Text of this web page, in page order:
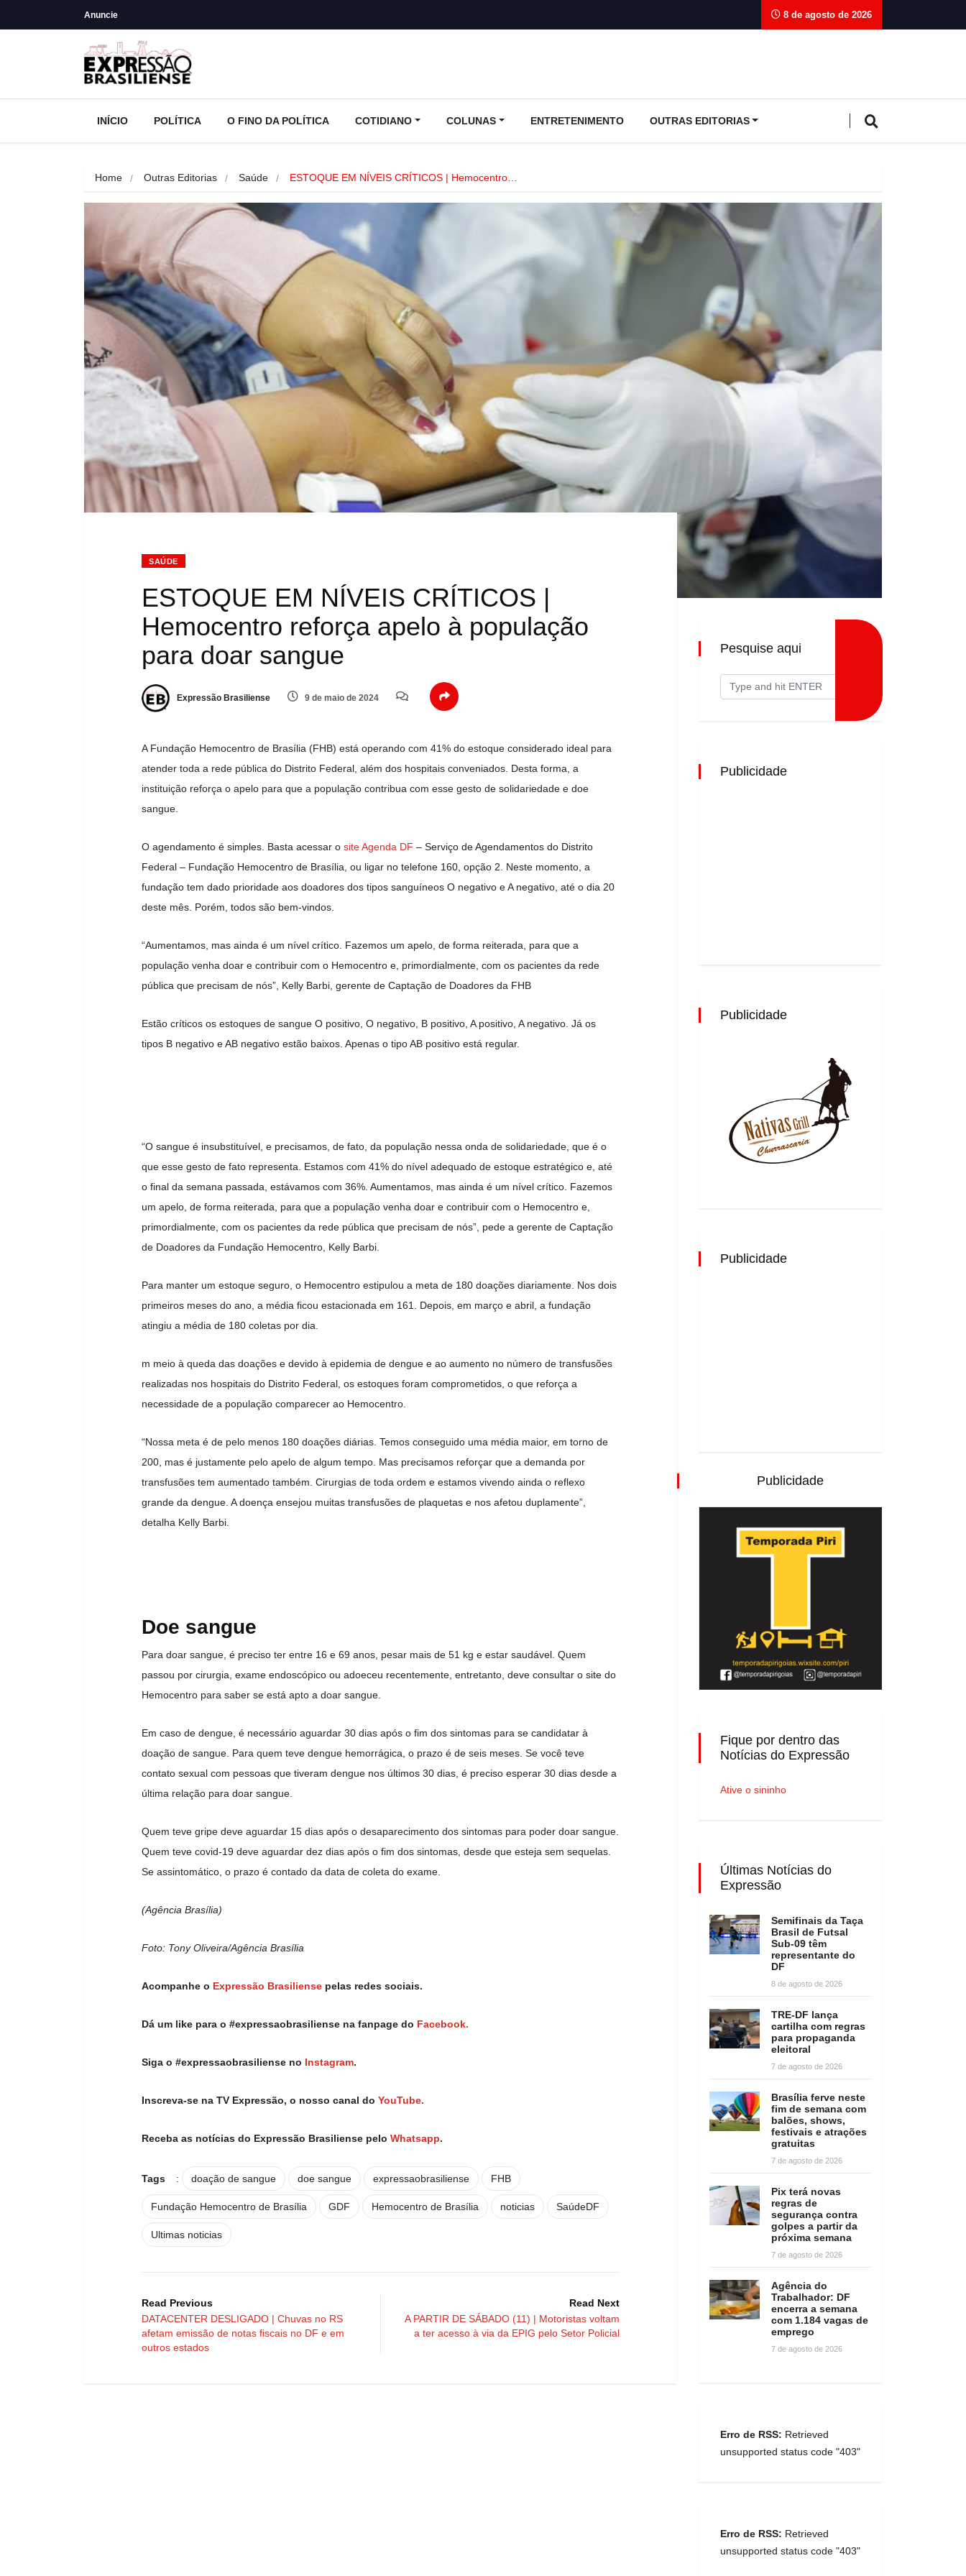
Anuncie 8 de agosto de 2026
INÍCIO POLÍTICA O FINO DA POLÍTICA COTIDIANO COLUNAS ENTRETENIMENTO OUTRAS EDITORIAS
Home Outras Editorias Saúde ESTOQUE EM NÍVEIS CRÍTICOS | Hemocentro…
SAÚDE
ESTOQUE EM NÍVEIS CRÍTICOS |
Hemocentro reforça apelo à população
para doar sangue
Expressão Brasiliense 9 de maio de 2024
A Fundação Hemocentro de Brasília (FHB) está operando com 41% do estoque considerado ideal para
atender toda a rede pública do Distrito Federal, além dos hospitais conveniados. Desta forma, a
instituição reforça o apelo para que a população contribua com esse gesto de solidariedade e doe
sangue.
O agendamento é simples. Basta acessar o site Agenda DF – Serviço de Agendamentos do Distrito
Federal – Fundação Hemocentro de Brasília, ou ligar no telefone 160, opção 2. Neste momento, a
fundação tem dado prioridade aos doadores dos tipos sanguíneos O negativo e A negativo, até o dia 20
deste mês. Porém, todos são bem-vindos.
“Aumentamos, mas ainda é um nível crítico. Fazemos um apelo, de forma reiterada, para que a
população venha doar e contribuir com o Hemocentro e, primordialmente, com os pacientes da rede
pública que precisam de nós”, Kelly Barbi, gerente de Captação de Doadores da FHB
Estão críticos os estoques de sangue O positivo, O negativo, B positivo, A positivo, A negativo. Já os
tipos B negativo e AB negativo estão baixos. Apenas o tipo AB positivo está regular.
“O sangue é insubstituível, e precisamos, de fato, da população nessa onda de solidariedade, que é o
que esse gesto de fato representa. Estamos com 41% do nível adequado de estoque estratégico e, até
o final da semana passada, estávamos com 36%. Aumentamos, mas ainda é um nível crítico. Fazemos
um apelo, de forma reiterada, para que a população venha doar e contribuir com o Hemocentro e,
primordialmente, com os pacientes da rede pública que precisam de nós”, pede a gerente de Captação
de Doadores da Fundação Hemocentro, Kelly Barbi.
Para manter um estoque seguro, o Hemocentro estipulou a meta de 180 doações diariamente. Nos dois
primeiros meses do ano, a média ficou estacionada em 161. Depois, em março e abril, a fundação
atingiu a média de 180 coletas por dia.
m meio à queda das doações e devido à epidemia de dengue e ao aumento no número de transfusões
realizadas nos hospitais do Distrito Federal, os estoques foram comprometidos, o que reforça a
necessidade de a população comparecer ao Hemocentro.
“Nossa meta é de pelo menos 180 doações diárias. Temos conseguido uma média maior, em torno de
200, mas é justamente pelo apelo de algum tempo. Mas precisamos reforçar que a demanda por
transfusões tem aumentado também. Cirurgias de toda ordem e estamos vivendo ainda o reflexo
grande da dengue. A doença ensejou muitas transfusões de plaquetas e nos afetou duplamente”,
detalha Kelly Barbi.
Doe sangue
Para doar sangue, é preciso ter entre 16 e 69 anos, pesar mais de 51 kg e estar saudável. Quem
passou por cirurgia, exame endoscópico ou adoeceu recentemente, entretanto, deve consultar o site do
Hemocentro para saber se está apto a doar sangue.
Em caso de dengue, é necessário aguardar 30 dias após o fim dos sintomas para se candidatar à
doação de sangue. Para quem teve dengue hemorrágica, o prazo é de seis meses. Se você teve
contato sexual com pessoas que tiveram dengue nos últimos 30 dias, é preciso esperar 30 dias desde a
última relação para doar sangue.
Quem teve gripe deve aguardar 15 dias após o desaparecimento dos sintomas para poder doar sangue.
Quem teve covid-19 deve aguardar dez dias após o fim dos sintomas, desde que esteja sem sequelas.
Se assintomático, o prazo é contado da data de coleta do exame.
(Agência Brasília)
Foto: Tony Oliveira/Agência Brasília
Acompanhe o Expressão Brasiliense pelas redes sociais.
Dá um like para o #expressaobrasiliense na fanpage do Facebook.
Siga o #expressaobrasiliense no Instagram.
Inscreva-se na TV Expressão, o nosso canal do YouTube.
Receba as notícias do Expressão Brasiliense pelo Whatsapp.
Tags : doação de sangue doe sangue expressaobrasiliense FHB
Fundação Hemocentro de Brasília GDF Hemocentro de Brasília noticias SaúdeDF
Ultimas noticias
Read Previous
DATACENTER DESLIGADO | Chuvas no RS
afetam emissão de notas fiscais no DF e em
outros estados
Read Next
A PARTIR DE SÁBADO (11) | Motoristas voltam
a ter acesso à via da EPIG pelo Setor Policial
Pesquise aqui
Publicidade
Publicidade
Publicidade
Publicidade
Fique por dentro das
Notícias do Expressão
Ative o sininho
Últimas Notícias do
Expressão
Semifinais da Taça
Brasil de Futsal
Sub-09 têm
representante do
DF
8 de agosto de 2026
TRE-DF lança
cartilha com regras
para propaganda
eleitoral
7 de agosto de 2026
Brasília ferve neste
fim de semana com
balões, shows,
festivais e atrações
gratuitas
7 de agosto de 2026
Pix terá novas
regras de
segurança contra
golpes a partir da
próxima semana
7 de agosto de 2026
Agência do
Trabalhador: DF
encerra a semana
com 1.184 vagas de
emprego
7 de agosto de 2026
Erro de RSS: Retrieved
unsupported status code "403"
Erro de RSS: Retrieved
unsupported status code "403"